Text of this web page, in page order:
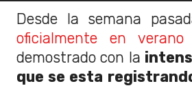
Desde la semana
oficialmente en verano
demostrado con la
que se esta